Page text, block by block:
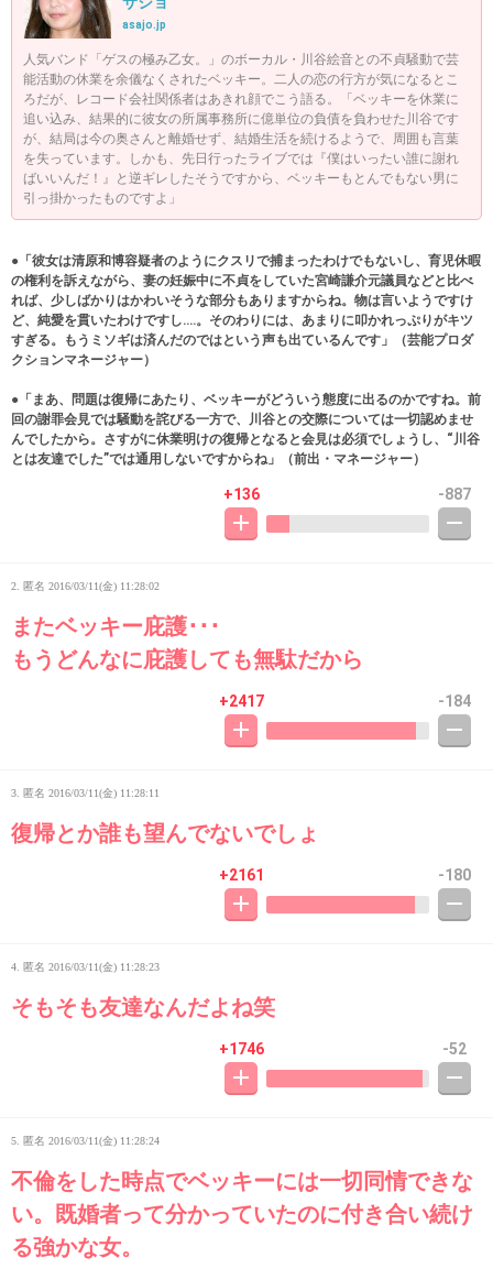
asajo.jp
人気バンド「ゲスの極み乙女。」のボーカル・川谷絵音との不貞騒動で芸
能活動の休業を余儀なくされたベッキー。二人の恋の行方が気になるとこ
ろだが、レコード会社関係者はあきれ顔でこう語る。「ベッキーを休業に
追い込み、結果的に彼女の所属事務所に億単位の負債を負わせた川谷です
が、結局は今の奥さんと離婚せず、結婚生活を続けるようで、周囲も言葉
を失っています。しかも、先日行ったライブでは『僕はいったい誰に謝れ
ばいいんだ！』と逆ギレしたそうですから、ベッキーもとんでもない男に
引っ掛かったものですよ」
●「彼女は清原和博容疑者のようにクスリで捕まったわけでもないし、育児休暇
の権利を訴えながら、妻の妊娠中に不貞をしていた宮崎謙介元議員などと比べ
れば、少しばかりはかわいそうな部分もありますからね。物は言いようですけ
ど、純愛を貫いたわけですし‥‥。そのわりには、あまりに叩かれっぷりがキツ
すぎる。もうミソギは済んだのではという声も出ているんです」（芸能プロダ
クションマネージャー）
●「まあ、問題は復帰にあたり、ベッキーがどういう態度に出るのかですね。前
回の謝罪会見では騒動を詫びる一方で、川谷との交際については一切認めませ
んでしたから。さすがに休業明けの復帰となると会見は必須でしょうし、“川谷
とは友達でした”では通用しないですからね」（前出・マネージャー）
+136 -887
2. 匿名 2016/03/11(金) 11:28:02
またベッキー庇護･･･
もうどんなに庇護しても無駄だから
+2417 -184
3. 匿名 2016/03/11(金) 11:28:11
復帰とか誰も望んでないでしょ
+2161 -180
4. 匿名 2016/03/11(金) 11:28:23
そもそも友達なんだよね笑
+1746 -52
5. 匿名 2016/03/11(金) 11:28:24
不倫をした時点でベッキーには一切同情できな
い。既婚者って分かっていたのに付き合い続け
る強かな女。